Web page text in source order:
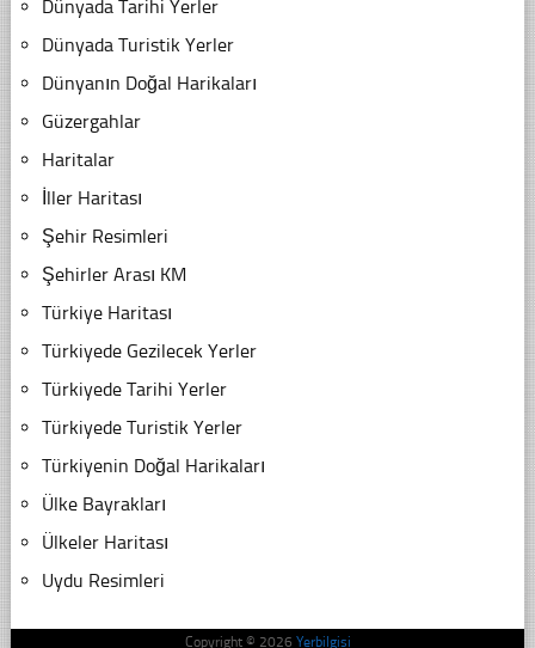
Dünyada Tarihi Yerler
Dünyada Turistik Yerler
Dünyanın Doğal Harikaları
Güzergahlar
Haritalar
İller Haritası
Şehir Resimleri
Şehirler Arası KM
Türkiye Haritası
Türkiyede Gezilecek Yerler
Türkiyede Tarihi Yerler
Türkiyede Turistik Yerler
Türkiyenin Doğal Harikaları
Ülke Bayrakları
Ülkeler Haritası
Uydu Resimleri
Copyright © 2026 Yerbilgisi